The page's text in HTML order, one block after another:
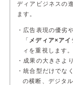
入賞作品
お問い合わせ
サイト利用規約
ディアビジネスの
ます。
広告表現の優劣
「 メディア×アイ
ィを重視します。
成果の大きさよ
統合型だけでな
の横断、 デジタ